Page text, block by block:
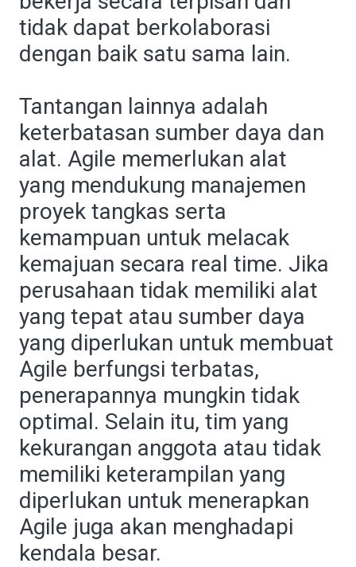
tidak dapat berkolaborasi
dengan baik satu sama lain.
Tantangan lainnya adalah
keterbatasan sumber daya dan
alat. Agile memerlukan alat
yang mendukung manajemen
proyek tangkas serta
kemampuan untuk melacak
kemajuan secara real time. Jika
perusahaan tidak memiliki alat
yang tepat atau sumber daya
yang diperlukan untuk membuat
Agile berfungsi terbatas,
penerapannya mungkin tidak
optimal. Selain itu, tim yang
kekurangan anggota atau tidak
memiliki keterampilan yang
diperlukan untuk menerapkan
Agile juga akan menghadapi
kendala besar.